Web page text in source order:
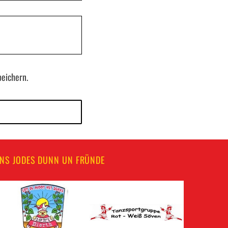
JODES DUNN UN FRÜNDE